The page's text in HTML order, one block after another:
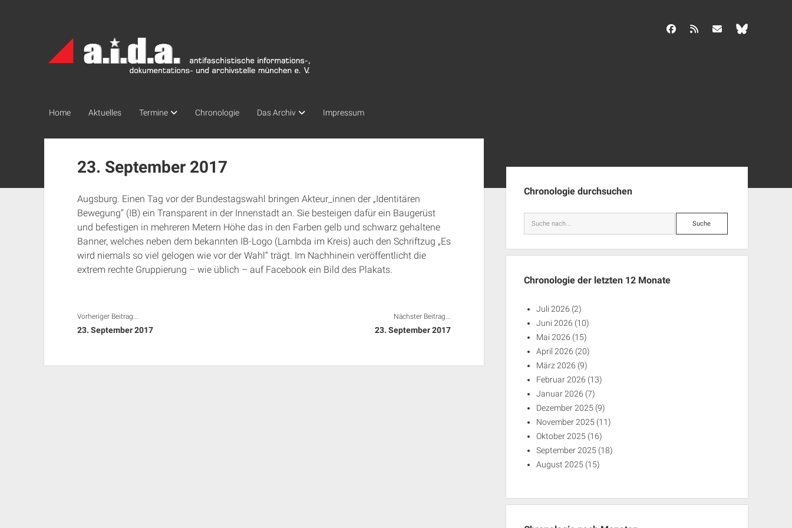
Archiv
München
facebook info@aida-archiv.de
Home Aktuelles Termine Chronologie Das Archiv Impressum
23. September 2017
Augsburg. Einen Tag vor der Bundestagswahl bringen Akteur_innen der „Identitären
Bewegung“ (IB) ein Transparent in der Innenstadt an. Sie besteigen dafür ein Baugerüst
und befestigen in mehreren Metern Höhe das in den Farben gelb und schwarz gehaltene
Banner, welches neben dem bekannten IB-Logo (Lambda im Kreis) auch den Schriftzug „Es
wird niemals so viel gelogen wie vor der Wahl“ trägt. Im Nachhinein veröffentlicht die
extrem rechte Gruppierung – wie üblich – auf Facebook ein Bild des Plakats.
Vorheriger Beitrag...
23. September 2017
Nächster Beitrag...
23. September 2017
Chronologie durchsuchen
Suche
Chronologie der letzten 12 Monate
Juli 2026 (2)
Juni 2026 (10)
Mai 2026 (15)
April 2026 (20)
März 2026 (9)
Februar 2026 (13)
Januar 2026 (7)
Dezember 2025 (9)
November 2025 (11)
Oktober 2025 (16)
September 2025 (18)
August 2025 (15)